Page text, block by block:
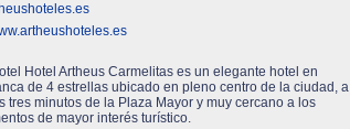
Hotel Artheus Carmelitas es un elegante hotel en
de 4 estrellas ubicado en pleno centro de la ciudad, a
tres minutos de la Plaza Mayor y muy cercano a los
de mayor interés turístico.